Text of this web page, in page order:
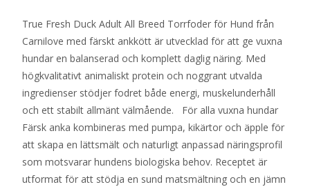
True Fresh Duck Adult All Breed Torrfoder för Hund från
Carnilove med färskt ankkött är utvecklad för att ge vuxna
hundar en balanserad och komplett daglig näring. Med
högkvalitativt animaliskt protein och noggrant utvalda
ingredienser stödjer fodret både energi, muskelunderhåll
och ett stabilt allmänt välmående. För alla vuxna hundar
Färsk anka kombineras med pumpa, kikärtor och äpple för
att skapa en lättsmält och naturligt anpassad näringsprofil
som motsvarar hundens biologiska behov. Receptet är
utformat för att stödja en sund matsmältning och en jämn